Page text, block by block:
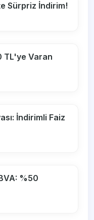
Sürpriz İndirim!
TL'ye Varan
İndirimli Faiz
%50